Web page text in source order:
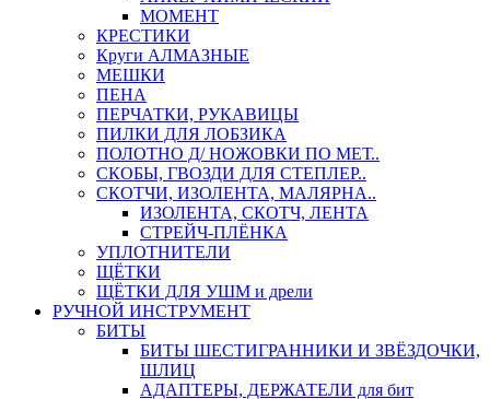
МОМЕНТ
КРЕСТИКИ
Круги АЛМАЗНЫЕ
МЕШКИ
ПЕНА
ПЕРЧАТКИ, РУКАВИЦЫ
ПИЛКИ ДЛЯ ЛОБЗИКА
ПОЛОТНО Д/ НОЖОВКИ ПО МЕТ..
СКОБЫ, ГВОЗДИ ДЛЯ СТЕПЛЕР..
СКОТЧИ, ИЗОЛЕНТА, МАЛЯРНА..
ИЗОЛЕНТА, СКОТЧ, ЛЕНТА
СТРЕЙЧ-ПЛЁНКА
УПЛОТНИТЕЛИ
ЩЁТКИ
ЩЁТКИ ДЛЯ УШМ и дрели
РУЧНОЙ ИНСТРУМЕНТ
БИТЫ
БИТЫ ШЕСТИГРАННИКИ И ЗВЁЗДОЧКИ,
ШЛИЦ
АДАПТЕРЫ, ДЕРЖАТЕЛИ для бит